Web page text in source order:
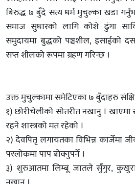
बिरुद्ध ७ बुँदे सत्य धर्म मुचुल्का खडा
समाज सुधारको लागि कोशे ढुंगा
समुदायमा बुद्धको पञ्चशील, इसाईको
सप्त शीलको रूपमा ग्रहण गरिन्छ ।
उक्त मुचुल्कामा समेटिएका ७ बुँदाहरु
१) छोरीचेलीको सोतरीत नखानु । खाएमा
रहने शास्त्रको मत रहेको ।
२) देवपितृ लगायतका विभिन्न कार्जेमा
परलोकमा पाप बोक्नुपर्ने ।
३) शुरुआतमा लिम्बू जातले सुँगुर,